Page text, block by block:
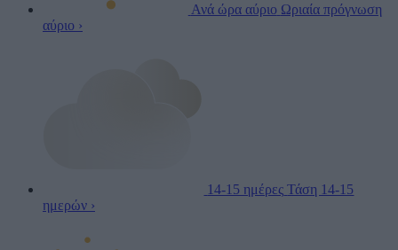
Ανά ώρα αύριο Ωριαία πρόγνωση
αύριο ›
14-15 ημέρες Τάση 14-15
ημερών ›